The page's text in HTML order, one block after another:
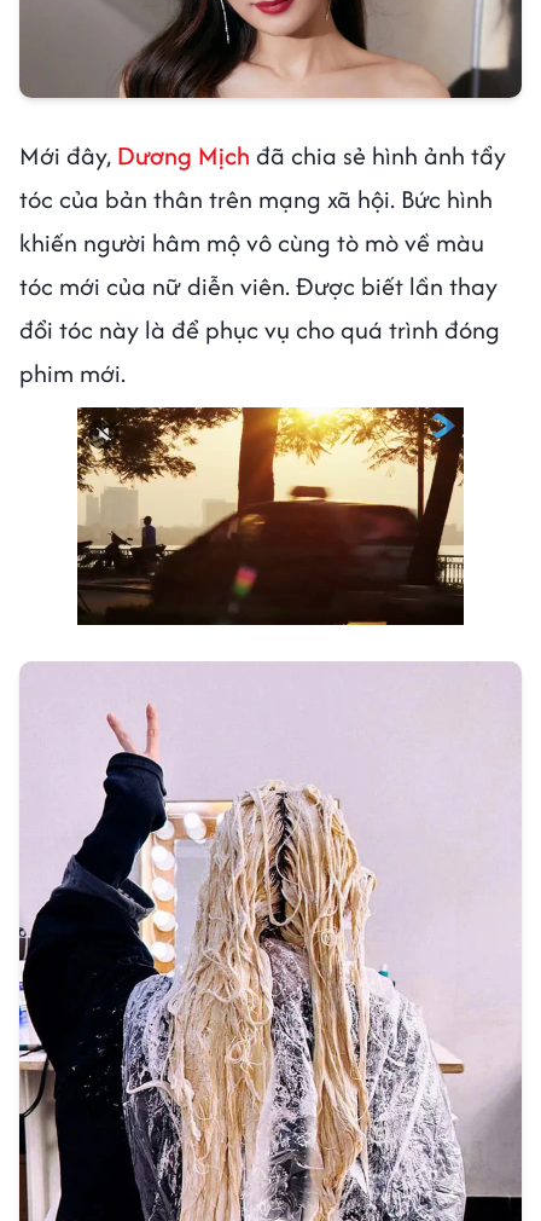
Mới đây, Dương Mịch đã chia sẻ hình ảnh tẩy
tóc của bản thân trên mạng xã hội. Bức hình
khiến người hâm mộ vô cùng tò mò về màu
tóc mới của nữ diễn viên. Được biết lần thay
đổi tóc này là để phục vụ cho quá trình đóng
phim mới.